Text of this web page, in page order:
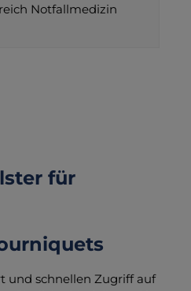
Notfallmedizin
für
und schnellen Zugriff auf